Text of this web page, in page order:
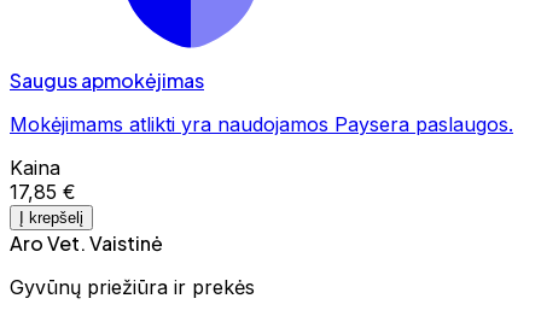
Saugus apmokėjimas
Mokėjimams atlikti yra naudojamos Paysera paslaugos.
Kaina
17,85 €
Į krepšelį
Aro Vet. Vaistinė
Gyvūnų priežiūra ir prekės